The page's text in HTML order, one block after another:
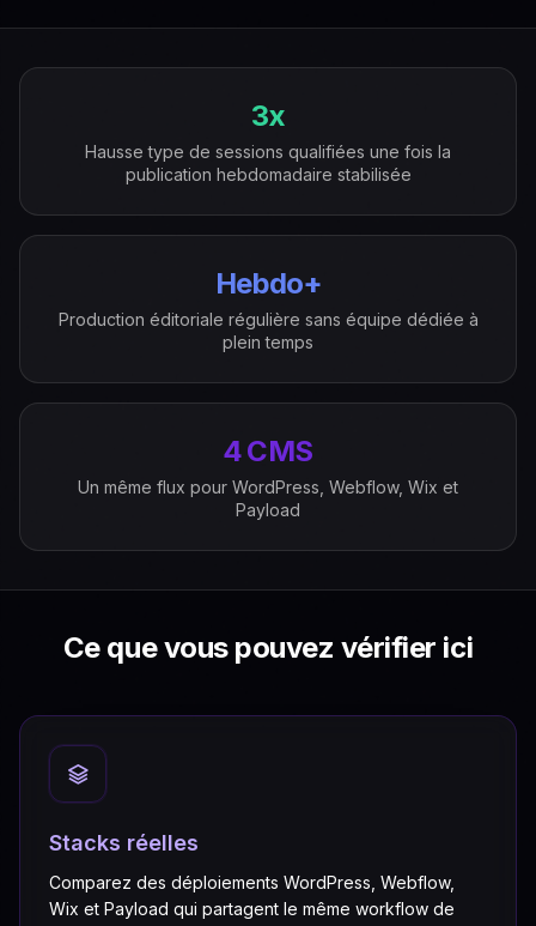
Points de preuve de la vitrine
3x
Hausse type de sessions qualifiées une fois la
publication hebdomadaire stabilisée
Hebdo+
Production éditoriale régulière sans équipe dédiée à
plein temps
4 CMS
Un même flux pour WordPress, Webflow, Wix et
Payload
Ce que vous pouvez vérifier ici
Stacks réelles
Comparez des déploiements WordPress, Webflow,
Wix et Payload qui partagent le même workflow de